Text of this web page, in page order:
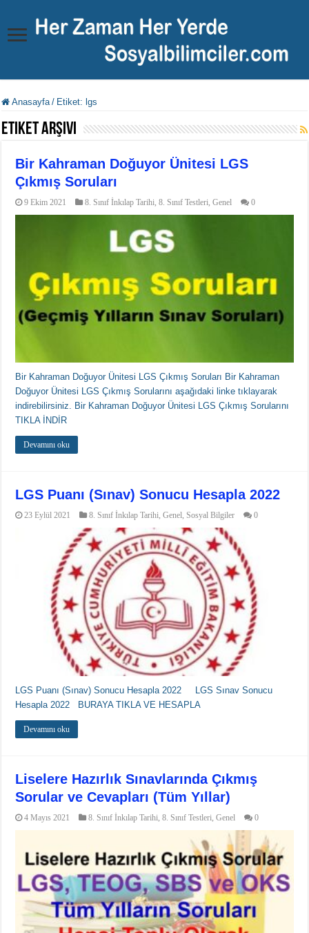
Anasayfa / Etiket:lgs
Etiket Arşivi
Bir Kahraman Doğuyor Ünitesi LGS
Çıkmış Soruları
9 Ekim 2021 8. Sınıf İnkılap Tarihi ,8. Sınıf Testleri ,Genel 0
Bir Kahraman Doğuyor Ünitesi LGS Çıkmış Soruları Bir Kahraman
Doğuyor Ünitesi LGS Çıkmış Sorularını aşağıdaki linke tıklayarak
indirebilirsiniz. Bir Kahraman Doğuyor Ünitesi LGS Çıkmış Sorularını
TIKLA İNDİR
Devamını oku
LGS Puanı (Sınav) Sonucu Hesapla 2022
23 Eylül 2021 8. Sınıf İnkılap Tarihi,Genel, Sosyal Bilgiler 0
LGS Puanı (Sınav) Sonucu Hesapla 2022 LGS Sınav Sonucu
Hesapla 2022 BURAYA TIKLA VE HESAPLA
Devamını oku
Liselere Hazırlık Sınavlarında Çıkmış
Sorular ve Cevapları (Tüm Yıllar)
4 Mayıs 2021 8. Sınıf İnkılap Tarihi,8. Sınıf Testleri,Genel 0